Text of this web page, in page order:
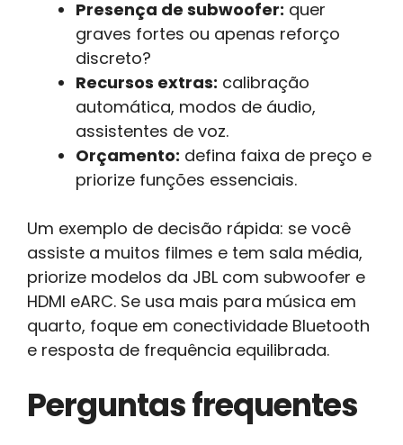
Presença de subwoofer: quer
graves fortes ou apenas reforço
discreto?
Recursos extras: calibração
automática, modos de áudio,
assistentes de voz.
Orçamento: defina faixa de preço e
priorize funções essenciais.
Um exemplo de decisão rápida: se você
assiste a muitos filmes e tem sala média,
priorize modelos da JBL com subwoofer e
HDMI eARC. Se usa mais para música em
quarto, foque em conectividade Bluetooth
e resposta de frequência equilibrada.
Perguntas frequentes